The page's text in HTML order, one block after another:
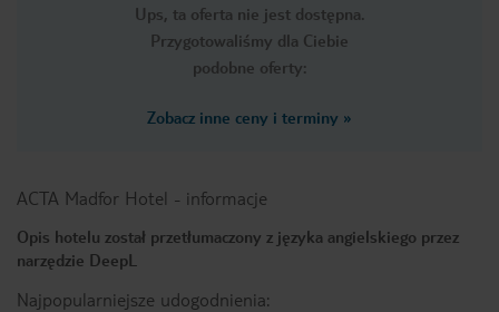
Ups, ta oferta nie jest dostępna.
Przygotowaliśmy dla Ciebie
podobne oferty:
Zobacz inne ceny i terminy »
ACTA Madfor Hotel - informacje
Opis hotelu został przetłumaczony z języka angielskiego przez
narzędzie DeepL
Najpopularniejsze udogodnienia: